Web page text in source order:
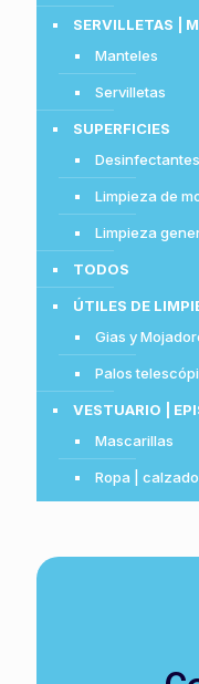
SERVILLETAS |
Manteles
Servilletas
SUPERFICIES
Desinfectantes
Limpieza de
Limpieza
TODOS
ÚTILES DE
Gias y
Palos
VESTUARIO |
Mascarillas
Ropa |